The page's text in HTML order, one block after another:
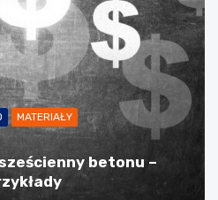
WYKOŃCZENIE WNĘTRZ
na cenę